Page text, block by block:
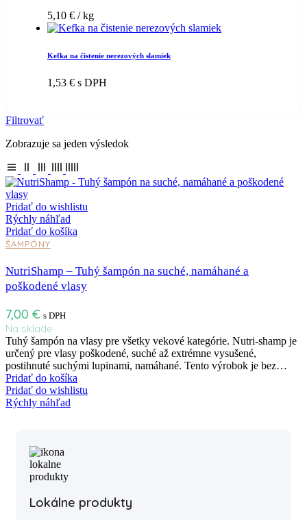
5,10 € / kg
Kefka na čistenie nerezových slamiek
1,53 € s DPH
Filtrovať
Zobrazuje sa jeden výsledok
Pridať do wishlistu
Rýchly náhľad
Pridať do košíka
ŠAMPÓNY
NutriShamp – Tuhý šampón na suché, namáhané a
poškodené vlasy
7,00 € s DPH
Na sklade
Tuhý šampón na vlasy pre všetky vekové kategórie. Nutri-shamp je
určený pre vlasy poškodené, suché až extrémne vysušené,
postihnuté suchými lupinami, namáhané. Tento výrobok je bez…
Pridať do košíka
Pridať do wishlistu
Rýchly náhľad
Lokálne produkty